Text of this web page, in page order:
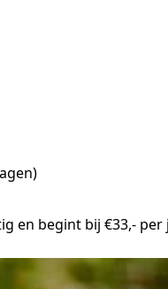
begint bij €33,-